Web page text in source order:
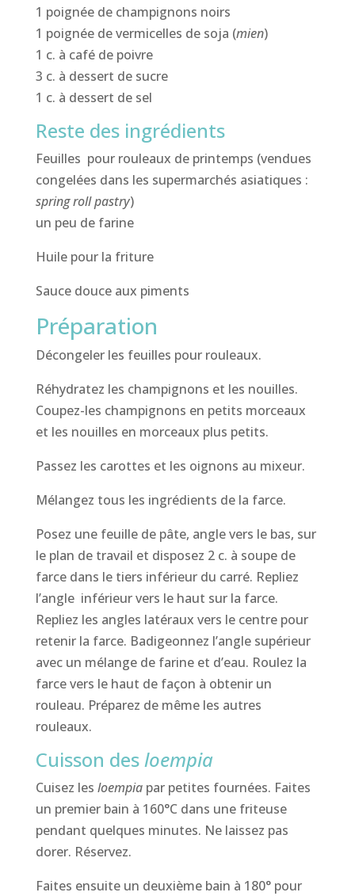
1 poignée de champignons noirs
1 poignée de vermicelles de soja (mien)
1 c. à café de poivre
3 c. à dessert de sucre
1 c. à dessert de sel
Reste des ingrédients
Feuilles pour rouleaux de printemps (vendues
congelées dans les supermarchés asiatiques :
spring roll pastry)
un peu de farine
Huile pour la friture
Sauce douce aux piments
Préparation
Décongeler les feuilles pour rouleaux.
Réhydratez les champignons et les nouilles.
Coupez-les champignons en petits morceaux
et les nouilles en morceaux plus petits.
Passez les carottes et les oignons au mixeur.
Mélangez tous les ingrédients de la farce.
Posez une feuille de pâte, angle vers le bas, sur
le plan de travail et disposez 2 c. à soupe de
farce dans le tiers inférieur du carré. Repliez
l’angle inférieur vers le haut sur la farce.
Repliez les angles latéraux vers le centre pour
retenir la farce. Badigeonnez l’angle supérieur
avec un mélange de farine et d’eau. Roulez la
farce vers le haut de façon à obtenir un
rouleau. Préparez de même les autres
rouleaux.
Cuisson desloempia
Cuisez les loempiapar petites fournées. Faites
un premier bain à 160°C dans une friteuse
pendant quelques minutes. Ne laissez pas
dorer. Réservez.
Faites ensuite un deuxième bain à 180° pour